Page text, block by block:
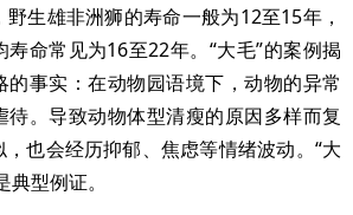
雄非洲狮的寿命一般为12至15年，
寿命常见为16至22年。“大毛”的案例揭
的事实：在动物园语境下，动物的异常
待。导致动物体型清瘦的原因多样而复
也会经历抑郁、焦虑等情绪波动。“大
型例证。